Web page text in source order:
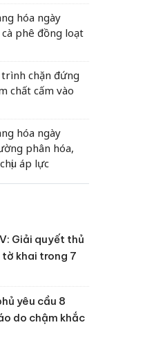
hóa ngày
phê đồng loạt
trình chặn đứng
chất cấm vào
hóa ngày
phân hóa,
áp lực
Giải quyết thủ
tờ khai trong 7
yêu cầu 8
do chậm khắc